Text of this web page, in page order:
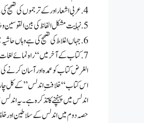
4. عربی اشعار اور کے ترجموں کی تصحیح کی ہے۔
5. نہایت مشکل الفاظ کی بین القوسین وضاحت کی ہے۔
6. جہاں اغلاط کی تصحیح کی ہے وہاں حاشیہ میں اصل عبارت بھی درج کردی ہے۔
7. کتاب کے آخر میں “راہ نمائے لغات” کا اضافہ کیا ہے، جس کو مفتی مصطفیٰ امیں پالنپوری نے مرتب کیا ہے۔
الغرض کتاب کو عمدہ اور آسان کرنے کی
اس کتاب “خلافتِ اندلس ” کے کل چار
اندلس میں پہنچنے کا تذکرہ ہے۔ یہ
حصہ دوم میں اندلس کے سلاطین اور